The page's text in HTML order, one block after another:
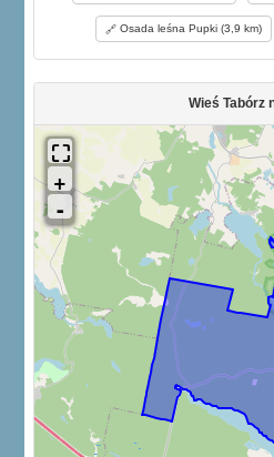
Osada leśna Pupki (3,9 km)
Wieś Tabórz